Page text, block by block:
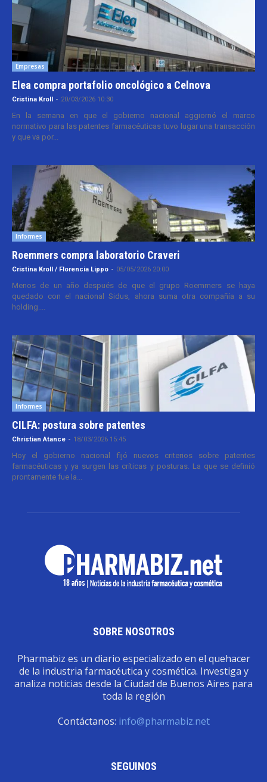
Empresas
Elea compra portafolio oncológico a Celnova
Cristina Kroll - 20/03/2026 10:30
En la semana en que el gobierno nacional aggiornó el marco
normativo para las patentes farmacéuticas tuvo lugar una transacción
y que va por...
Informes
Roemmers compra laboratorio Craveri
Cristina Kroll / Florencia Lippo - 05/05/2026 20:00
Menos de un año después de que el grupo Roemmers se haya
quedado con el nacional Sidus, ahora suma otra compañía a su
holding....
Informes
CILFA: postura sobre patentes
Christian Atance - 18/03/2026 15:45
Hoy el gobierno nacional fijó nuevos criterios sobre patentes
farmacéuticas y ya surgen las críticas y posturas. La que se definió
prontamente fue la...
SOBRE NOSOTROS
Pharmabiz es un diario especializado en el quehacer
de la industria farmacéutica y cosmética. Investiga y
analiza noticias desde la Ciudad de Buenos Aires para
toda la región
Contáctanos: info@pharmabiz.net
SEGUINOS